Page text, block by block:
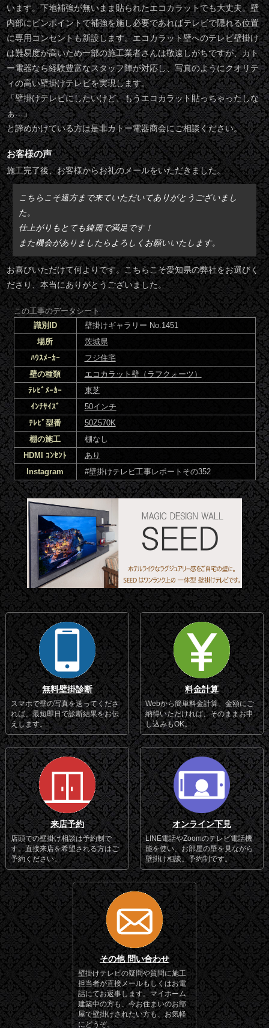
います。下地補強が無いまま貼られたエコカラットでも大丈夫。壁
内部にピンポイントで補強を施し必要であればテレビで隠れる位置
に専用コンセントも新設します。エコカラット壁へのテレビ壁掛け
は難易度が高いため一部の施工業者さんは敬遠しがちですが、カト
ー電器なら経験豊富なスタッフ陣が対応し、写真のようにクオリテ
ィの高い壁掛けテレビを実現します。
「壁掛けテレビにしたいけど、もうエコカラット貼っちゃったしな
ぁ…」
と諦めかけている方は是非カトー電器商会にご相談ください。
お客様の声
施工完了後、お客様からお礼のメールをいただきました。
こちらこそ遠方まで来ていただいてありがとうございまし
た。
仕上がりもとても綺麗で満足です！
また機会がありましたらよろしくお願いいたします。
お喜びいただけて何よりです。こちらこそ愛知県の弊社をお選びく
ださり、本当にありがとうございました。
この工事のデータシート
識別ID
壁掛けギャラリー No.1451
場所
茨城県
ﾊｳｽﾒｰｶｰ
フジ住宅
壁の種類
エコカラット壁（ラフクォーツ）
ﾃﾚﾋﾞﾒｰｶｰ
東芝
ｲﾝﾁｻｲｽﾞ
50インチ
ﾃﾚﾋﾞ型番
50Z570K
棚の施工
棚なし
HDMI ｺﾝｾﾝﾄ
あり
Instagram
#壁掛けテレビ工事レポートその352
無料壁掛診断
スマホで壁の写真を送ってくださ
れば、最短即日で診断結果をお伝
えします。
料金計算
Webから簡単料金計算。金額にご
納得いただければ、そのままお申
し込みもOK。
来店予約
店頭での壁掛け相談は予約制で
す。直接来店を希望される方はご
予約ください。
オンライン下見
LINE電話やZoomのテレビ電話機
能を使い、お部屋の壁を見ながら
壁掛け相談。予約制です。
その他 問い合わせ
壁掛けテレビの疑問や質問に施工
担当者が直接メールもしくはお電
話にてお返事します。マイホーム
建築中の方も、今お住まいのお部
屋で壁掛けされたい方も、お気軽
にどうぞ。